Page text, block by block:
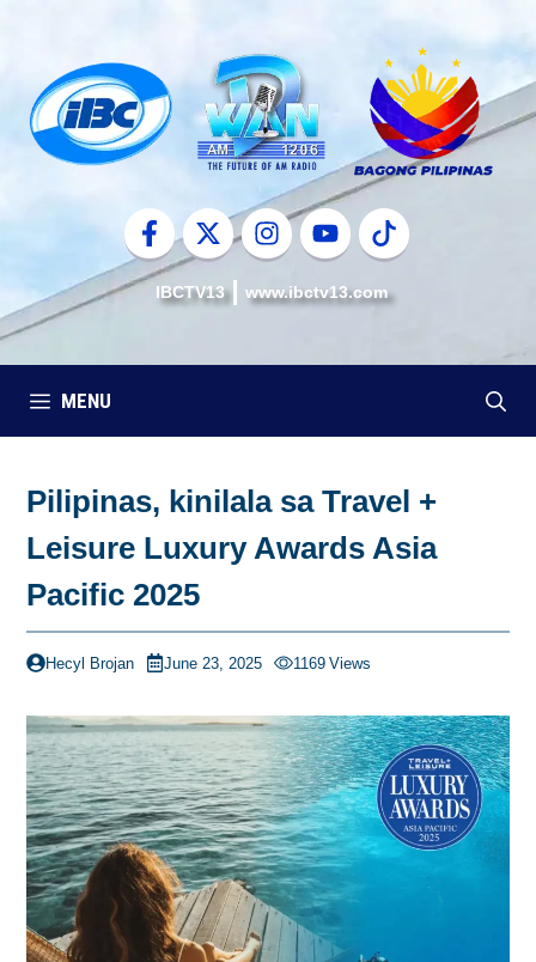
content
IBCTV13 www.ibctv13.com
MENU
Pilipinas, kinilala sa Travel +
Leisure Luxury Awards Asia
Pacific 2025
Hecyl Brojan June 23, 2025 1169 Views